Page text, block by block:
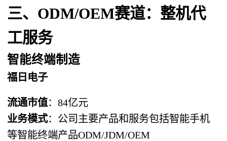
三、ODM/OEM赛道：整机代
工服务
智能终端制造
福日电子
流通市值：84亿元
业务模式：公司主要产品和服务包括智能手机
等智能终端产品ODM/JDM/OEM